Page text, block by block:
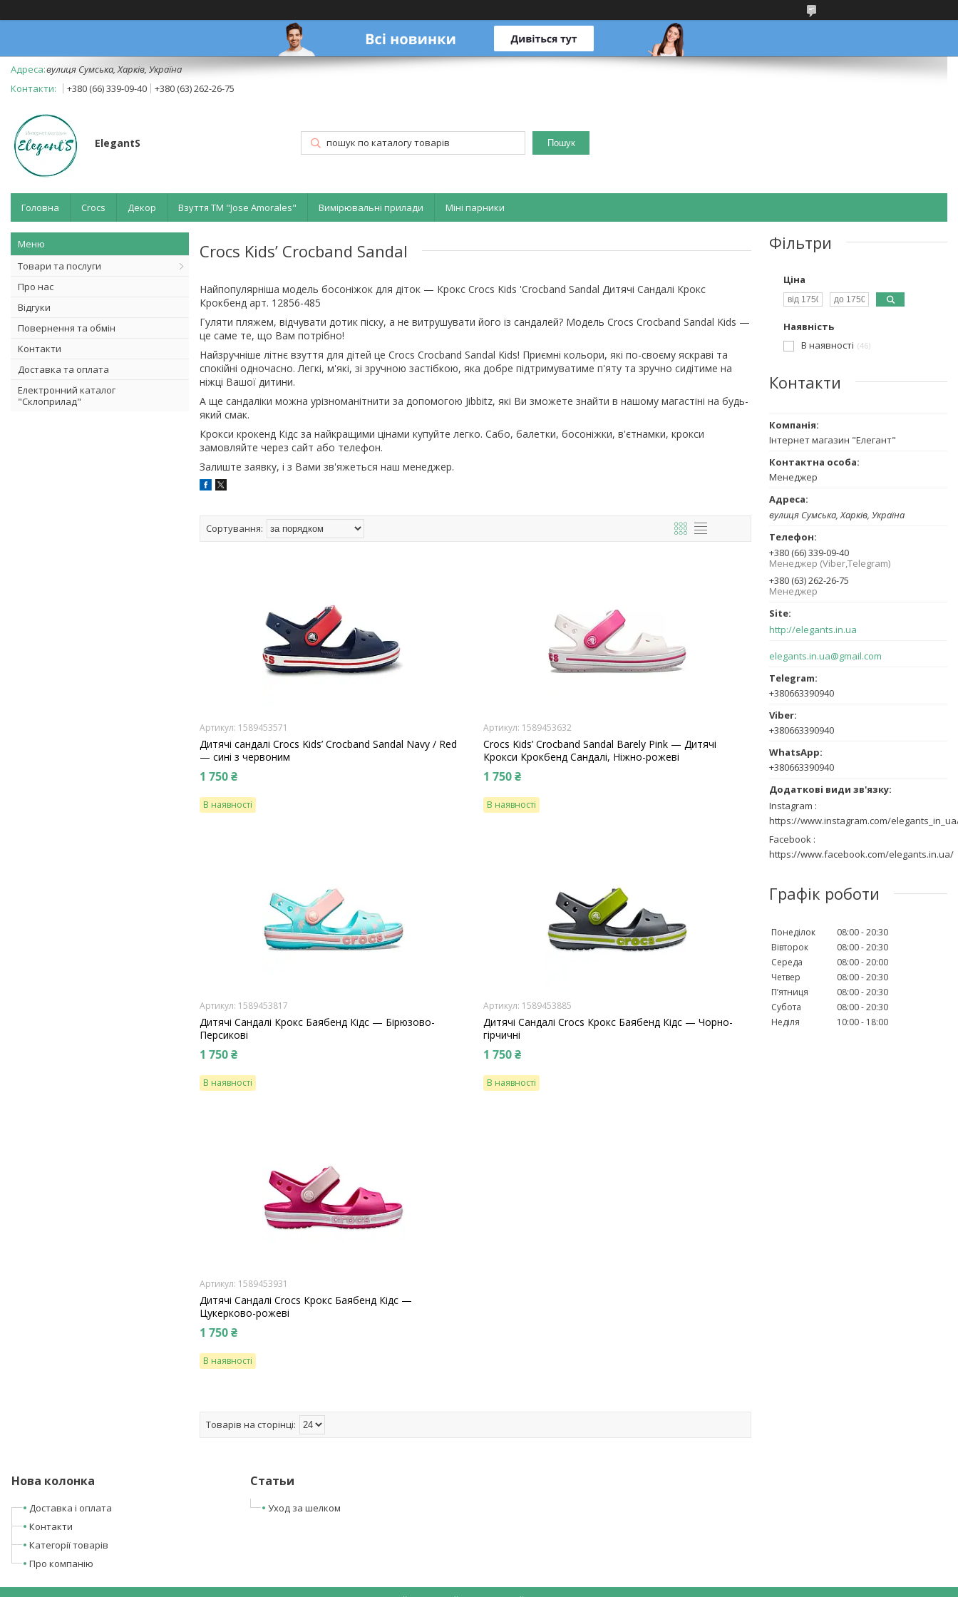
вулиця Сумська, Харків, Україна
+380 (66) 339-09-40
+380 (63) 262-26-75
ElegantS Пошук
Головна Crocs Декор Взуття ТМ "Jose Amorales" Вимірювальні прилади Міні парники
Товари та послуги
Про нас
Відгуки
Повернення та обмін
Контакти
Доставка та оплата
Електронний каталог
"Склоприлад"
Crocs Kids’ Crocband Sandal
Найпопулярніша модель босоніжок для діток — Крокс Crocs Kids 'Crocband Sandal Дитячі Сандалі Крокс
Крокбенд арт. 12856-485
Гуляти пляжем, відчувати дотик піску, а не витрушувати його із сандалей? Модель Crocs Crocband Sandal Kids —
це саме те, що Вам потрібно!
Найзручніше літнє взуття для дітей це Crocs Crocband Sandal Kids! Приємні кольори, які по-своєму яскраві та
спокійні одночасно. Легкі, м'які, зі зручною застібкою, яка добре підтримуватиме п'яту та зручно сидітиме на
ніжці Вашої дитини.
А ще сандаліки можна урізноманітнити за допомогою Jibbitz, які Ви зможете знайти в нашому магастіні на будь-
який смак.
Крокси крокенд Кідс за найкращими цінами купуйте легко. Сабо, балетки, босоніжки, в'єтнамки, крокси
замовляйте через сайт або телефон.
Залиште заявку, і з Вами зв'яжеться наш менеджер.
1589453571
Дитячі сандалі Crocs Kids’ Crocband Sandal Navy / Red
— сині з червоним
1 750 ₴
В наявності
1589453632
Crocs Kids’ Crocband Sandal Barely Pink — Дитячі
Крокси Крокбенд Сандалі, Ніжно-рожеві
1 750 ₴
В наявності
1589453817
Дитячі Сандалі Крокс Баябенд Кідс — Бірюзово-
Персикові
1 750 ₴
В наявності
1589453885
Дитячі Сандалі Crocs Крокс Баябенд Кідс — Чорно-
гірчичні
1 750 ₴
В наявності
1589453931
Дитячі Сандалі Crocs Крокс Баябенд Кідс —
Цукерково-рожеві
1 750 ₴
В наявності
Фільтри
Ціна
Наявність
В наявності 46
Контакти
Інтернет магазин "Елегант"
Менеджер
вулиця Сумська, Харків, Україна
+380 (66) 339-09-40
Менеджер (Viber,Telegram)
+380 (63) 262-26-75
Менеджер
http://elegants.in.ua
elegants.in.ua@gmail.com
+380663390940
+380663390940
+380663390940
Instagram
https://www.instagram.com/
Facebook
https://www.facebook.com/elegants.in.ua/
Графік роботи
Понеділок 08:00 20:30
Вівторок
08:00 20:30
Середа
08:00 20:00
Четвер
08:00 20:30
Пʼятниця
08:00 20:30
Субота
08:00 20:30
Неділя
10:00 18:00
Нова колонка
Доставка і оплата
Контакти
Категорії товарів
Про компанію
Статьи
Уход за шелком